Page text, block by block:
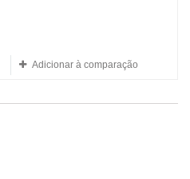
Adicionar à comparação